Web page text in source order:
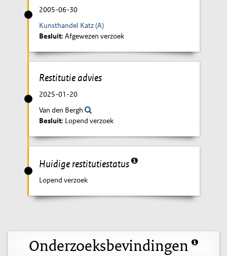
2005-06-30
Kunsthandel Katz (A)
Besluit: Afgewezen verzoek
Restitutie advies
2025-01-20
Van den Bergh
Besluit: Lopend verzoek
Huidige restitutiestatus
Lopend verzoek
Onderzoeksbevindingen